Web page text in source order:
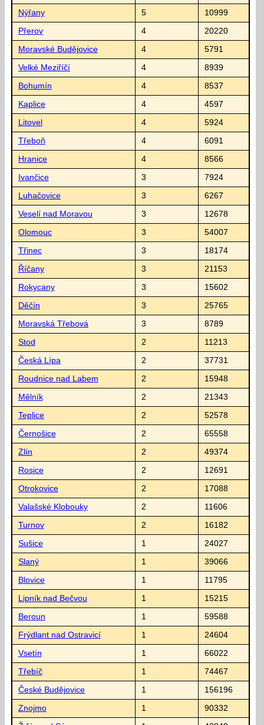
Nýřany 5 10999
Přerov 4 20220
Moravské Budějovice 4 5791
Velké Meziříčí 4 8939
Bohumín 4 8537
Kaplice 4 4597
Litovel 4 5924
Třeboň 4 6091
Hranice 4 8566
Ivančice 3 7924
Luhačovice 3 6267
Veselí nad Moravou 3 12678
Olomouc 3 54007
Třinec 3 18174
Říčany 3 21153
Rokycany 3 15602
Děčín 3 25765
Moravská Třebová 3 8789
Stod 2 11213
Česká Lípa 2 37731
Roudnice nad Labem 2 15948
Mělník 2 21343
Teplice 2 52578
Černošice 2 65558
Zlín 2 49374
Rosice 2 12691
Otrokovice 2 17088
Valašské Klobouky 2 11606
Turnov 2 16182
Sušice 1 24027
Slaný 1 39066
Blovice 1 11795
Lipník nad Bečvou 1 15215
Beroun 1 59588
Frýdlant nad Ostravicí 1 24604
Vsetín 1 66022
Třebíč 1 74467
České Budějovice 1 156196
Znojmo 1 90332